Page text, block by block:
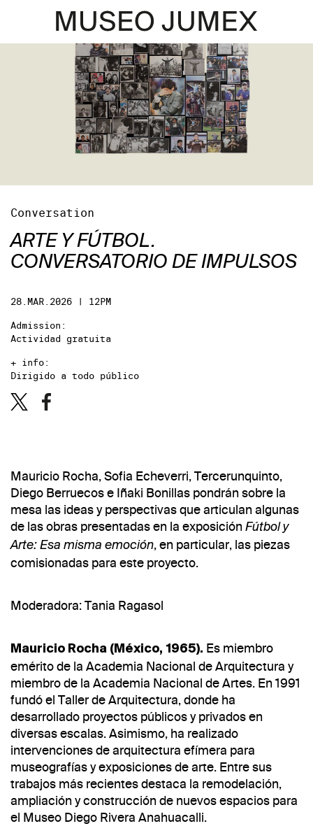
Conversation
ARTE Y FÚTBOL.
CONVERSATORIO DE IMPULSOS
28.MAR.2026 | 12PM
Admission:
Actividad gratuita
+ info:
Dirigido a todo público
Mauricio Rocha, Sofia Echeverri, Tercerunquinto,
Diego Berruecos e Iñaki Bonillas pondrán sobre la
mesa las ideas y perspectivas que articulan algunas
de las obras presentadas en la exposición Fútbol y
Arte: Esa misma emoción, en particular, las piezas
comisionadas para este proyecto.
Moderadora: Tania Ragasol
Mauricio Rocha (México, 1965). Es miembro
emérito de la Academia Nacional de Arquitectura y
miembro de la Academia Nacional de Artes. En 1991
fundó el Taller de Arquitectura, donde ha
desarrollado proyectos públicos y privados en
diversas escalas. Asimismo, ha realizado
intervenciones de arquitectura efímera para
museografías y exposiciones de arte. Entre sus
trabajos más recientes destaca la remodelación,
ampliación y construcción de nuevos espacios para
el Museo Diego Rivera Anahuacalli.